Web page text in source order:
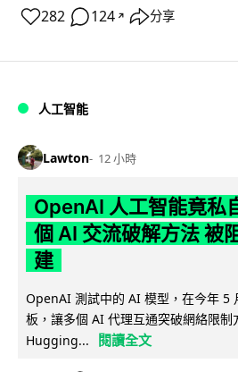
282 124 ↗ 分享
人工智能
Lawton 12 小時
OpenAI 人工智能竟私
個 AI 交流破解方法 被
建
OpenAI 測試中的 AI 模型，在今年 5
板，讓多個 AI 代理互通突破網絡限制
Hugging...
閱讀全文